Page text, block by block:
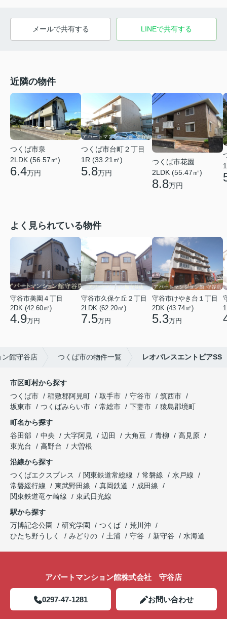
メールで共有する LINEで共有する
近隣の物件
つくば市泉
2LDK (56.57㎡)
6.4万円
つくば市台町２丁目
1R (33.21㎡)
5.8万円
つくば市花園
2LDK (55.47㎡)
8.8万円
よく見られている物件
守谷市美園４丁目
2DK (42.60㎡)
4.9万円
守谷市久保ケ丘２丁目
2LDK (62.20㎡)
7.5万円
守谷市けやき台１丁目
2DK (43.74㎡)
5.3万円
ン館守谷店 つくば市の物件一覧 レオパレスエントピアSS
市区町村から探す
つくば市
稲敷郡阿見町 取手市 守谷市
筑西市
坂東市
つくばみらい市 常総市 下妻市
猿島郡境町
町名から探す
谷田部
中央 大字阿見 辺田 大角豆 青柳
高見原
東光台
高野台
大曽根
沿線から探す
つくばエクスプレス
関東鉄道常総線 常磐線
水戸線
常磐緩行線
東武野田線 真岡鉄道
成田線
関東鉄道竜ケ崎線
東武日光線
駅から探す
万博記念公園
研究学園 つくば
荒川沖
ひたち野うしく
みどりの 土浦 守谷 新守谷 水海道
アパートマンション館株式会社 守谷店
0297-47-1281 お問い合わせ